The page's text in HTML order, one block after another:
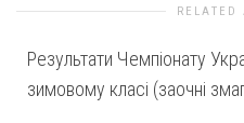
RELATED
Результати Чемпіонату
зимовому класі (заочні